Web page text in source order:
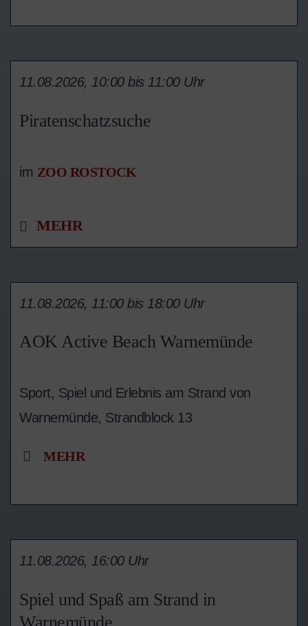
Piratenschatzsuche
11.08.2026, 10:00 bis 11:00 Uhr
im ZOO ROSTOCK
MEHR
AOK Active Beach Warnemünde
11.08.2026, 11:00 bis 18:00 Uhr
Sport, Spiel und Erlebnis am Strand von
Warnemünde, Strandblock 13
MEHR
Spiel und Spaß am Strand in
11.08.2026, 16:00 Uhr